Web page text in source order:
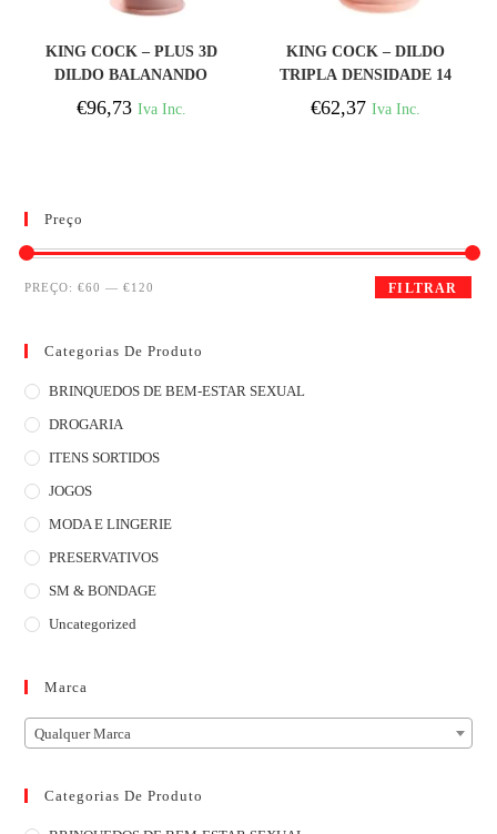
KING COCK – PLUS 3D
DILDO BALANANDO
BOLAS 24.5 CM PELE
CLARA
€96,73 Iva Inc.
KING COCK – DILDO
TRIPLA DENSIDADE 14
CM
€62,37 Iva Inc.
Preço
FILTRAR
PREÇO:€60 —€120
Categorias De Produto
BRINQUEDOS DE BEM-ESTAR SEXUAL
DROGARIA
ITENS SORTIDOS
JOGOS
MODA E LINGERIE
PRESERVATIVOS
SM & BONDAGE
Uncategorized
Marca
Qualquer Marca
Categorias De Produto